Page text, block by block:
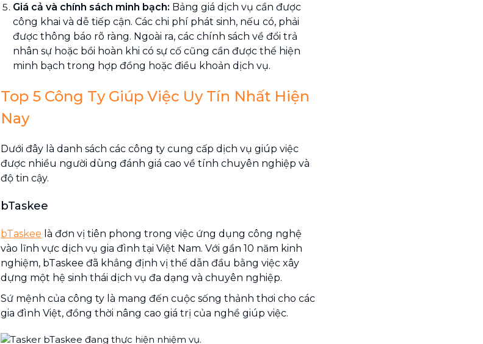
Giá cả và chính sách minh bạch: Bảng giá dịch vụ cần được
công khai và dễ tiếp cận. Các chi phí phát sinh, nếu có, phải
được thông báo rõ ràng. Ngoài ra, các chính sách về đổi trả
nhân sự hoặc bồi hoàn khi có sự cố cũng cần được thể hiện
minh bạch trong hợp đồng hoặc điều khoản dịch vụ.
Top 5 Công Ty Giúp Việc Uy Tín Nhất Hiện
Nay
Dưới đây là danh sách các công ty cung cấp dịch vụ giúp việc
được nhiều người dùng đánh giá cao về tính chuyên nghiệp và
độ tin cậy.
bTaskee
bTaskee là đơn vị tiên phong trong việc ứng dụng công nghệ
vào lĩnh vực dịch vụ gia đình tại Việt Nam. Với gần 10 năm kinh
nghiệm, bTaskee đã khẳng định vị thế dẫn đầu bằng việc xây
dựng một hệ sinh thái dịch vụ đa dạng và chuyên nghiệp.
Sứ mệnh của công ty là mang đến cuộc sống thảnh thơi cho các
gia đình Việt, đồng thời nâng cao giá trị của nghề giúp việc.